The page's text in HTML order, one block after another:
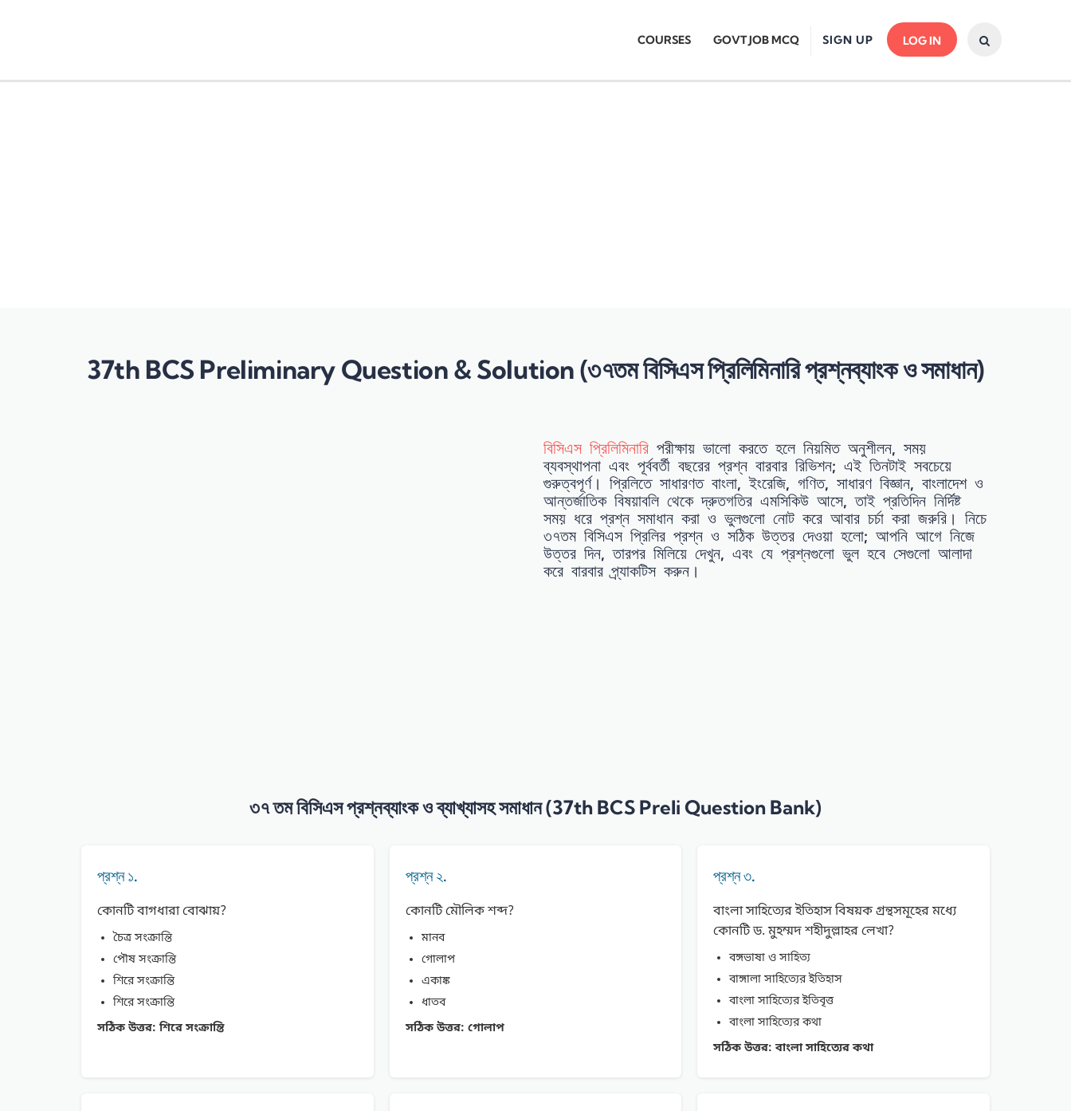
SIGN UP LOG IN
COURSES GOVT JOB MCQ
37th BCS Preliminary Question & Solution (৩৭তম বিসিএস প্রিলিমিনারি প্রশ্নব্যাংক ও সমাধান)
বিসিএস প্রিলিমিনারি পরীক্ষায় ভালো করতে হলে নিয়মিত অনুশীলন, সময়
ব্যবস্থাপনা এবং পূর্ববর্তী বছরের প্রশ্ন বারবার রিভিশন; এই তিনটাই সবচেয়ে
গুরুত্বপূর্ণ। প্রিলিতে সাধারণত বাংলা, ইংরেজি, গণিত, সাধারণ বিজ্ঞান, বাংলাদেশ ও
আন্তর্জাতিক বিষয়াবলি থেকে দ্রুতগতির এমসিকিউ আসে, তাই প্রতিদিন নির্দিষ্ট
সময় ধরে প্রশ্ন সমাধান করা ও ভুলগুলো নোট করে আবার চর্চা করা জরুরি। নিচে
৩৭তম বিসিএস প্রিলির প্রশ্ন ও সঠিক উত্তর দেওয়া হলো; আপনি আগে নিজে
উত্তর দিন, তারপর মিলিয়ে দেখুন, এবং যে প্রশ্নগুলো ভুল হবে সেগুলো আলাদা
করে বারবার প্র্যাকটিস করুন।
৩৭ তম বিসিএস প্রশ্নব্যাংক ও ব্যাখ্যাসহ সমাধান (37th BCS Preli Question Bank)
প্রশ্ন ১.
কোনটি বাগধারা বোঝায়?
চৈত্র সংক্রান্তি
পৌষ সংক্রান্তি
শিরে সংক্রান্তি
শিরে সংক্রান্তি
সঠিক উত্তর: শিরে সংক্রান্তি
প্রশ্ন ২.
কোনটি মৌলিক শব্দ?
মানব
গোলাপ
একাঙ্ক
ধাতব
সঠিক উত্তর: গোলাপ
প্রশ্ন ৩.
বাংলা সাহিত্যের ইতিহাস বিষয়ক গ্রন্থসমূহের মধ্যে
কোনটি ড. মুহম্মদ শহীদুল্লাহর লেখা?
বঙ্গভাষা ও সাহিত্য
বাঙ্গালা সাহিত্যের ইতিহাস
বাংলা সাহিত্যের ইতিবৃত্ত
বাংলা সাহিত্যের কথা
সঠিক উত্তর: বাংলা সাহিত্যের কথা